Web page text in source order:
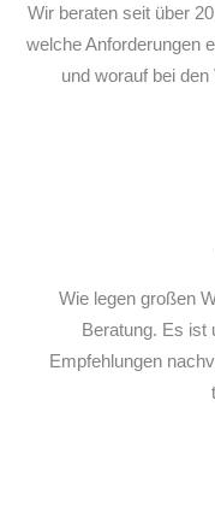
Wir beraten seit über
welche Anforderungen
und worauf bei
Wie legen großen
Beratung. Es ist
Empfehlungen